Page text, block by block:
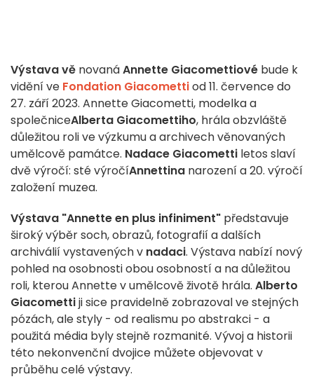
Výstava vě novanáAnnette Giacomettiové bude k
vidění ve Fondation Giacomettiod 11. července do
27. září 2023. Annette Giacometti, modelka a
společniceAlberta Giacomettiho, hrála obzvláště
důležitou roli ve výzkumu a archivech věnovaných
umělcově památce. Nadace Giacometti letos slaví
dvě výročí: sté výročíAnnettina narození a 20. výročí
založení muzea.
Výstava "Annette en plus infiniment" představuje
široký výběr soch, obrazů, fotografií a dalších
archiválií vystavených v nadaci. Výstava nabízí nový
pohled na osobnosti obou osobností a na důležitou
roli, kterou Annette v umělcově životě hrála. Alberto
Giacomettiji sice pravidelně zobrazoval ve stejných
pózách, ale styly - od realismu po abstrakci - a
použitá média byly stejně rozmanité. Vývoj a historii
této nekonvenční dvojice můžete objevovat v
průběhu celé výstavy.